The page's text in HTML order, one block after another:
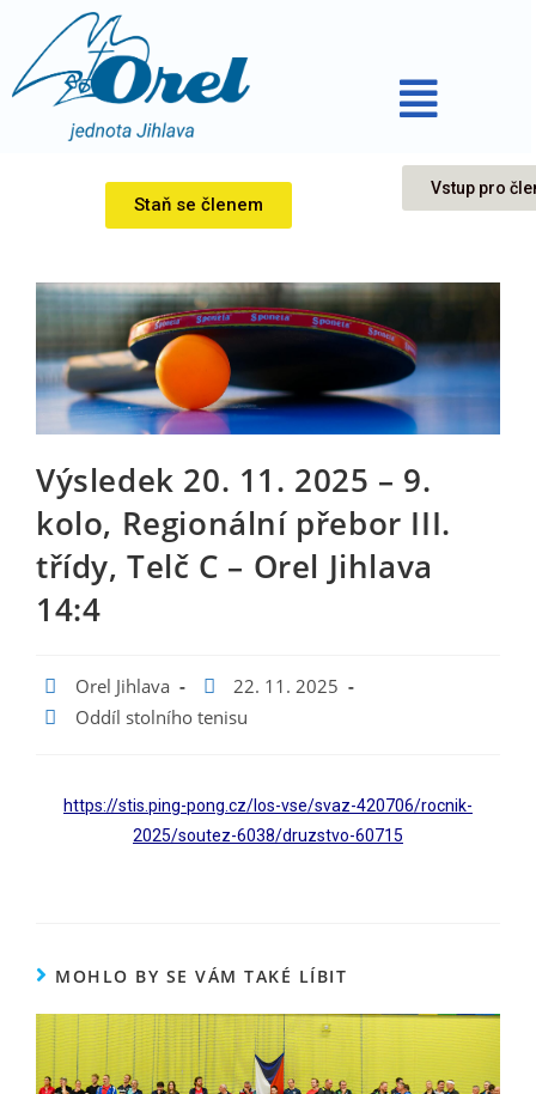
Staň se členem
Vstup pro
Výsledek 20. 11. 2025 – 9.
kolo, Regionální přebor III.
třídy, Telč C – Orel Jihlava
14:4
Orel Jihlava
22. 11. 2025
Oddíl stolního tenisu
https://stis.ping-pong.cz/los-vse/svaz-420706/rocnik-
2025/soutez-6038/druzstvo-60715
MOHLO BY SE VÁM TAKÉ LÍBIT